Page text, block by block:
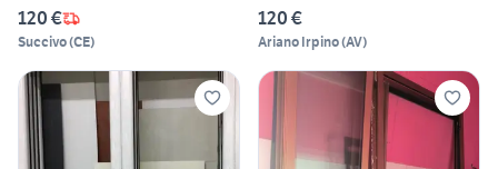
120 €
Succivo(CE)
120 €
Ariano Irpino(AV)